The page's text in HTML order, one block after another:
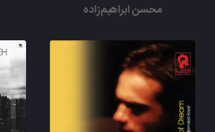
محسن ابراهیم‌زاده